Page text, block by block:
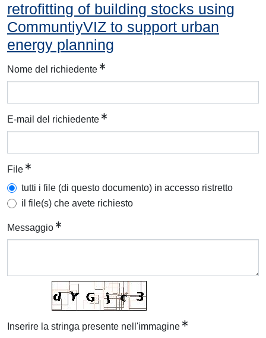
retrofitting of building stocks using
CommuntiyVIZ to support urban
energy planning
Nome del richiedente
E-mail del richiedente
File
tutti i file (di questo documento) in accesso ristretto
il file(s) che avete richiesto
Messaggio
Inserire la stringa presente nell'immagine